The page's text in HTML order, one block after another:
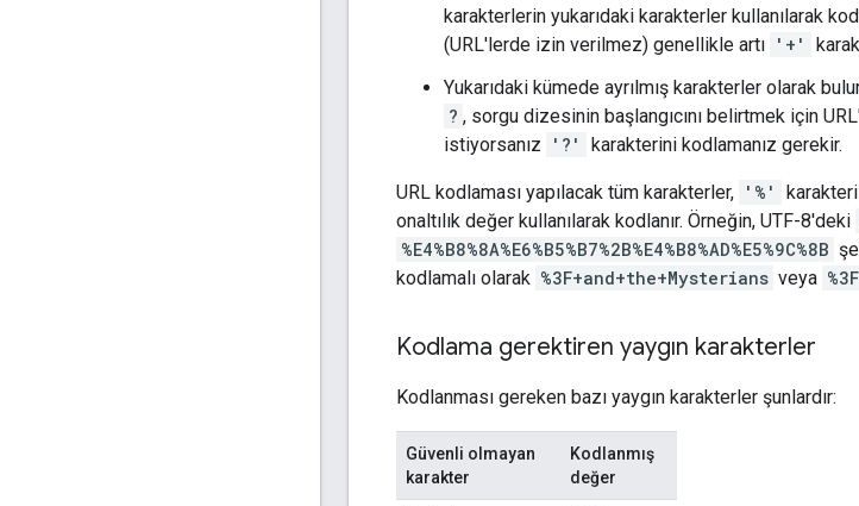
karakterlerin yukarıdaki karakterler kullanılarak
(URL'lerde izin verilmez) genellikle artı '+'
Yukarıdaki kümede ayrılmış karakterler olarak
? , sorgu dizesinin başlangıcını belirtmek için
istiyorsanız
'?' karakterini kodlamanız gerekir.
URL kodlaması yapılacak tüm karakterler, '%'
onaltılık değer kullanılarak kodlanır. Örneğin, UTF-8'deki
%E4%B8%8A%E6%B5%B7%2B%E4%B8%AD%E5%9C%8B
kodlamalı olarak %3F+and+the+Mysterians veya
Kodlama gerektiren yaygın karakterler
Kodlanması gereken bazı yaygın karakterler şunlardır:
Güvenli olmayan
karakter
Kodlanmış
değer